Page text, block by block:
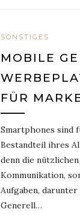
SONSTIGES
MOBILE
FÜR
Smartphones sind
Bestandteil ihres
denn die
Kommunikation,
Aufgaben,
Generell…